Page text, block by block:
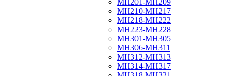
МН201-МН209
МН210-МН217
МН218-МН222
МН223-МН228
МН301-МН305
МН306-МН311
МН312-МН313
МН314-МН317